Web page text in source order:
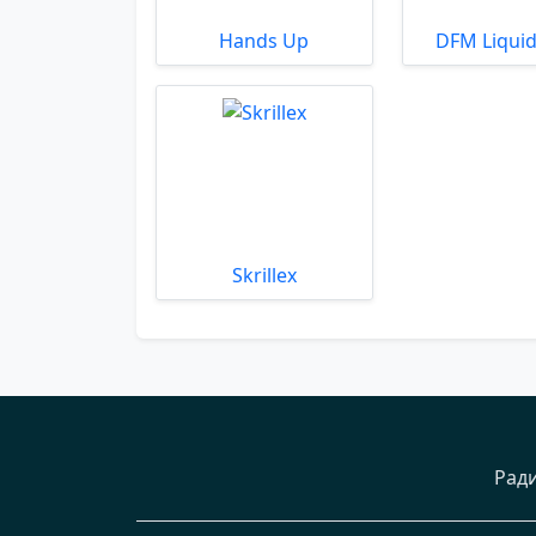
Hands Up DFM
Skrillex